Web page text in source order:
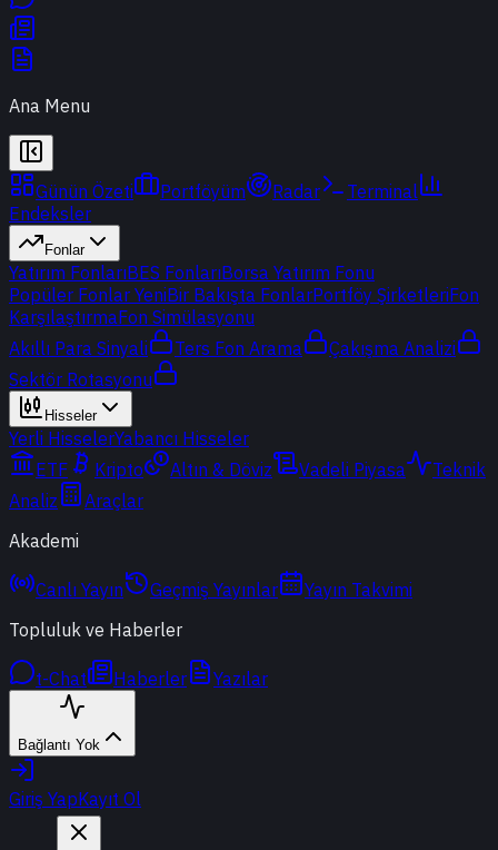
Ana Menu
Günün Özeti Portföyüm Radar
Terminal
Endeksler
Fonlar
Yatırım FonlarıBES FonlarıBorsa Yatırım Fonu
Popüler Fonlar YeniBir Bakışta FonlarPortföy ŞirketleriFon
KarşılaştırmaFon Simülasyonu
Akıllı Para Sinyali
Ters Fon Arama
Çakışma Analizi
Sektör Rotasyonu
Hisseler
Yerli HisselerYabancı Hisseler
ETF
Kripto Altın & Döviz Vadeli Piyasa
Teknik
Analiz
Araçlar
Akademi
Canlı Yayın Geçmiş Yayınlar
Yayın Takvimi
Topluluk ve Haberler
t-Chat Haberler Yazılar
Bağlantı Yok
Giriş YapKayıt Ol